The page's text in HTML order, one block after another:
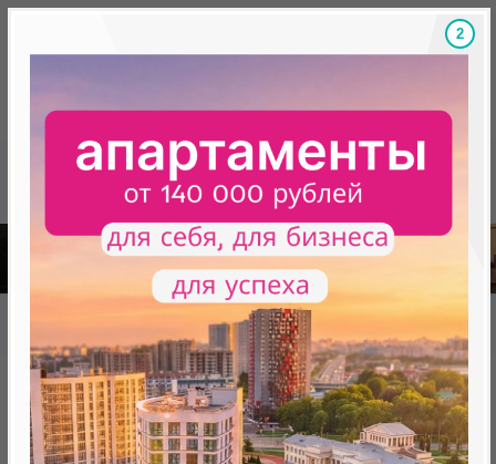
Скидки на новостройки, бонусы Готовые
База новостроек Минска «Новая Боровая»
Дом 14.6 АВИА-квартал
нет в продаже
1